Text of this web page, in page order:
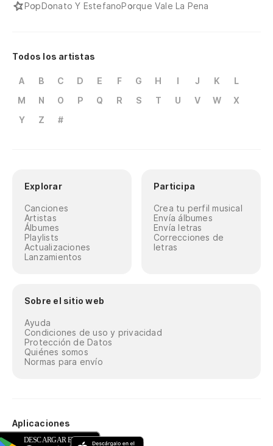
PopDonato Y EstefanoPorque Vale La Pena
Todos los artistas
A B C D E F G H I J K
L
M
N O P Q R S T U V W
X
Y
Z #
Explorar
Canciones
Artistas
Álbumes
Playlists
Actualizaciones
Lanzamientos
Participa
Crea tu perfil musical
Envía álbumes
Envía letras
Correcciones de
letras
Sobre el sitio web
Ayuda
Condiciones de uso y privacidad
Protección de Datos
Quiénes somos
Normas para envío
Aplicaciones